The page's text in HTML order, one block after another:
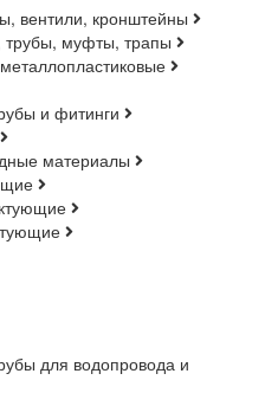
вентили, кронштейны
трубы, муфты, трапы
и фитинги
материалы
для водопровода и